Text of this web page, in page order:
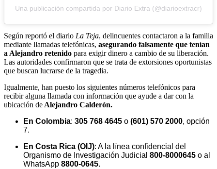
Una publicación compartida por Diario Extra (@diarioextracr)
Según reportó el diario La Teja, delincuentes contactaron a la familia
mediante llamadas telefónicas, asegurando falsamente que tenían
a Alejandro retenido para exigir dinero a cambio de su liberación.
Las autoridades confirmaron que se trata de extorsiones oportunistas
que buscan lucrarse de la tragedia.
Igualmente, han puesto los siguientes números telefónicos para
recibir alguna llamada con información que ayude a dar con la
ubicación de Alejandro Calderón.
En Colombia: 305 768 4645 o (601) 570 2000, opción
7.
En Costa Rica (OIJ): A la línea confidencial del
Organismo de Investigación Judicial 800-8000645 o al
WhatsApp 8800-0645.